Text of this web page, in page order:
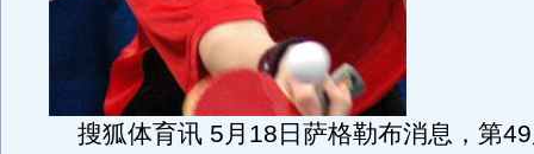
搜狐体育讯 5月18日萨格勒布消息，第